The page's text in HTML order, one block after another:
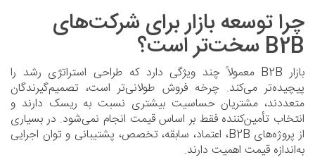
چرا توسعه بازار برای شرکت‌های
B2B سخت‌تر است؟
بازار B2B معمولاً چند ویژگی دارد که طراحی استراتژی رشد را
پیچیده‌تر می‌کند. چرخه فروش طولانی‌تر است، تصمیم‌گیرندگان
متعددند، مشتریان حساسیت بیشتری نسبت به ریسک دارند و
انتخاب تأمین‌کننده فقط بر اساس قیمت انجام نمی‌شود. در بسیاری
از پروژه‌های B2B، اعتماد، سابقه، تخصص، پشتیبانی و توان اجرایی
به‌اندازه قیمت اهمیت دارند.